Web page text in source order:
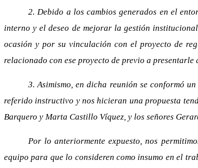
2. Debido a los cambios generados en el
interno y el deseo de mejorar la gestión
ocasión y por su vinculación con el proyecto de
relacionado con ese proyecto de previo a
3. Asimismo, en dicha reunión se conformó
referido instructivo y nos hicieran una propuesta
Barquero y Marta Castillo Víquez, y los señores
Por lo anteriormente expuesto, nos
equipo para que lo consideren como insumo en el